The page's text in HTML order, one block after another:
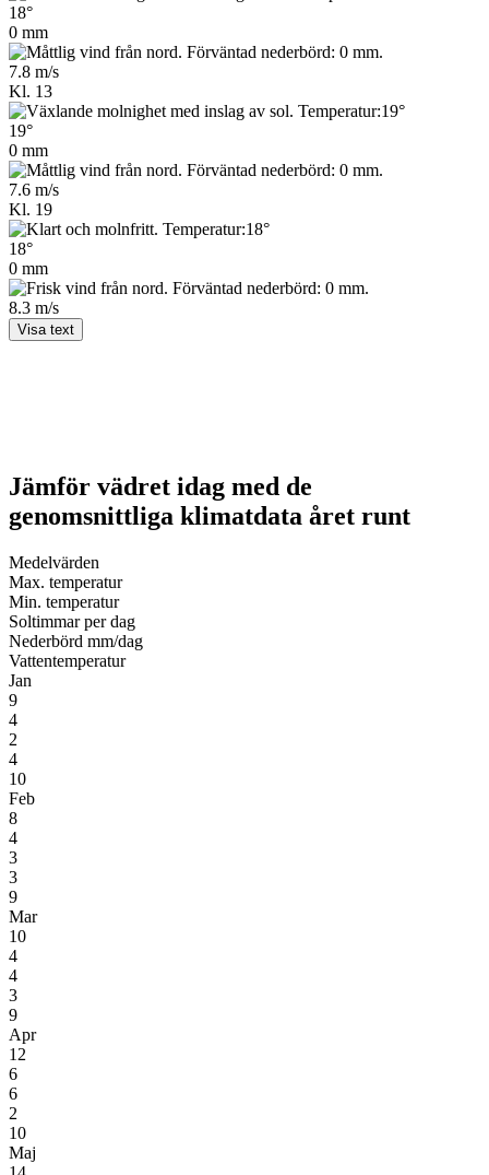
18°
0 mm
7.8 m/s
Kl. 13
19°
0 mm
7.6 m/s
Kl. 19
18°
0 mm
8.3 m/s
Visa text
Jämför vädret idag med de
genomsnittliga klimatdata året runt
Medel­värden
Max. temperatur
Min. temperatur
Soltimmar per dag
Nederbörd mm/dag
Vatten­temperatur
Jan
9
4
2
4
10
Feb
8
4
3
3
9
Mar
10
4
4
3
9
Apr
12
6
6
2
10
Maj